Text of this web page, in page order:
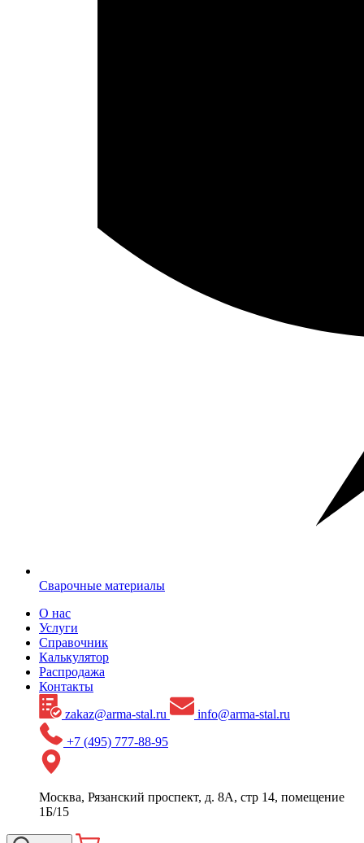
Сварочные материалы
О нас
Услуги
Справочник
Калькулятор
Распродажа
Контакты
zakaz@arma-stal.ru
info@arma-stal.ru
+7 (495) 777-88-95
Москва, Рязанский проспект, д. 8А, стр 14, помещение
1Б/15